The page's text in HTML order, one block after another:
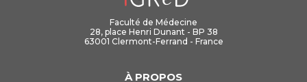
Faculté de Médecine
28, place Henri Dunant - BP 38
63001 Clermont-Ferrand - France
À PROPOS